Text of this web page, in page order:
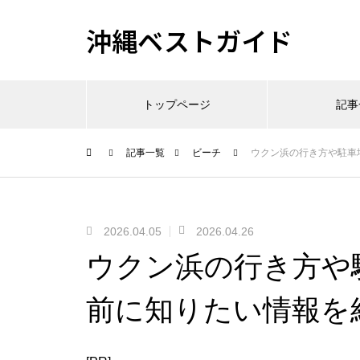
沖縄ベストガイド
トップページ 記
記事一覧 ビーチ ウクン浜の行き方や駐
2026.04.05 2026.04.26
ウクン浜の行き方
前に知りたい情報を